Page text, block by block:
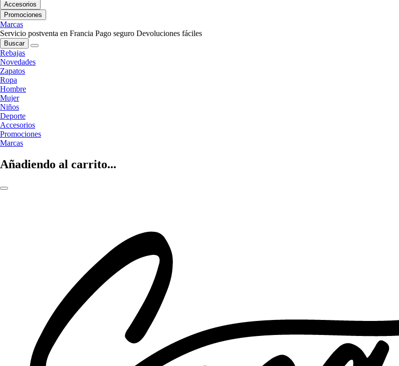
Accesorios
Promociones
Marcas
Servicio postventa en Francia Pago seguro Devoluciones fáciles
Buscar
Rebajas
Novedades
Zapatos
Ropa
Hombre
Mujer
Niños
Deporte
Accesorios
Promociones
Marcas
Añadiendo al carrito...